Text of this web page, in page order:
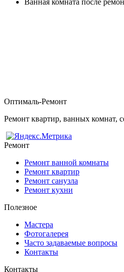
Ванная комната после
Оптималь-Ремонт
Ремонт квартир, ванных комнат,
Ремонт
Ремонт ванной комнаты
Ремонт квартир
Ремонт санузла
Ремонт кухни
Полезное
Мастера
Фотогалерея
Часто задаваемые вопросы
Контакты
Контакты